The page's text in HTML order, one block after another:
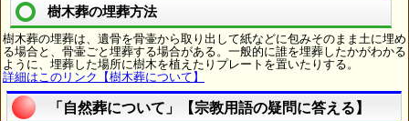
樹木葬の埋葬方法
樹木葬の埋葬は、遺骨を骨壷から取り出して紙などに包みそのまま土に埋め
る場合と、骨壷ごと埋葬する場合がある。一般的に誰を埋葬したかがわかる
ように、埋葬した場所に樹木を植えたりプレートを置いたりする。
詳細はこのリンク【樹木葬について】
「自然葬について」【宗教用語の疑問に答える】